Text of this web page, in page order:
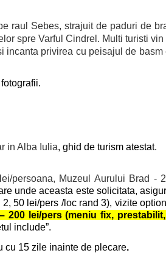
raul Sebes, strajuit de paduri de
spre Varful Cindrel. Multi turisti
privirea cu peisajul de
in Alba Iulia, ghid de turism atestat.
persoana, Muzeul Aurului Brad -
unde aceasta este solicitata,
50 lei/pers /loc rand 3), vizite
200 lei/pers (meniu fix,
include”.
cu 15 zile inainte de plecare.